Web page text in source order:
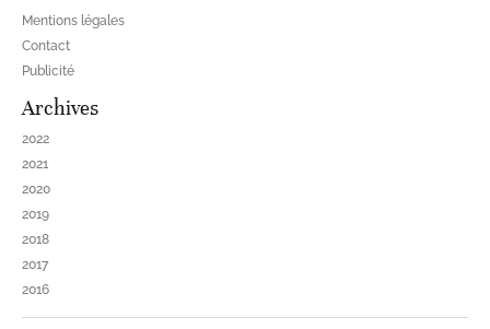
Mentions légales
Contact
Publicité
Archives
2022
2021
2020
2019
2018
2017
2016